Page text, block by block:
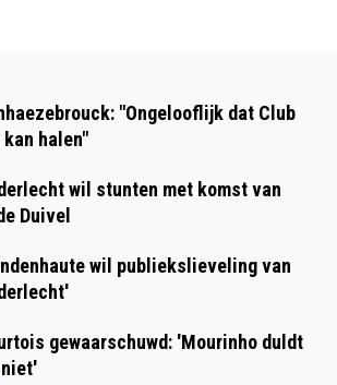
"Ongelooflijk dat Club
kan halen"
wil stunten met komst van
Duivel
wil publiekslieveling van
gewaarschuwd: 'Mourinho duldt